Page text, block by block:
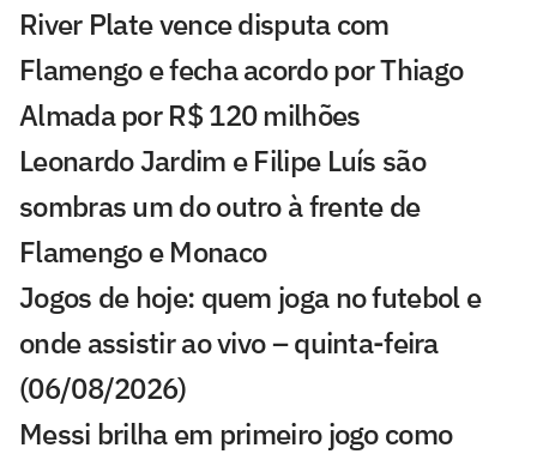
River Plate vence disputa com
Flamengo e fecha acordo por Thiago
Almada por R$ 120 milhões
Leonardo Jardim e Filipe Luís são
sombras um do outro à frente de
Flamengo e Monaco
Jogos de hoje: quem joga no futebol e
onde assistir ao vivo – quinta-feira
(06/08/2026)
Messi brilha em primeiro jogo como